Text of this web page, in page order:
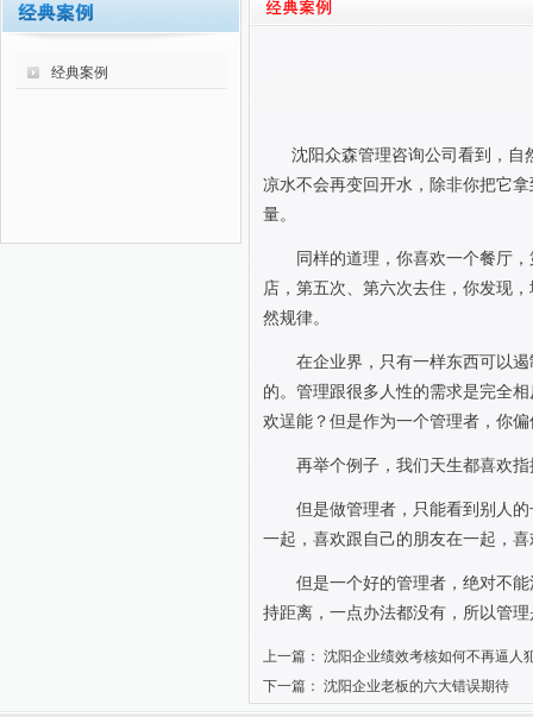
经典案例
沈阳众森管理咨询公司看到，自
凉水不会再变回开水，除非你把它
量。
同样的道理，你喜欢一个餐厅
店，第五次、第六次去住，你发现
然规律。
在企业界，只有一样东西可以
的。管理跟很多人性的需求是完全
欢逞能？但是作为一个管理者，你
再举个例子，我们天生都喜欢
但是做管理者，只能看到别人
一起，喜欢跟自己的朋友在一起，
但是一个好的管理者，绝对不
持距离，一点办法都没有，所以管
上一篇： 沈阳企业绩效考核如何不再逼人
下一篇： 沈阳企业老板的六大错误期待